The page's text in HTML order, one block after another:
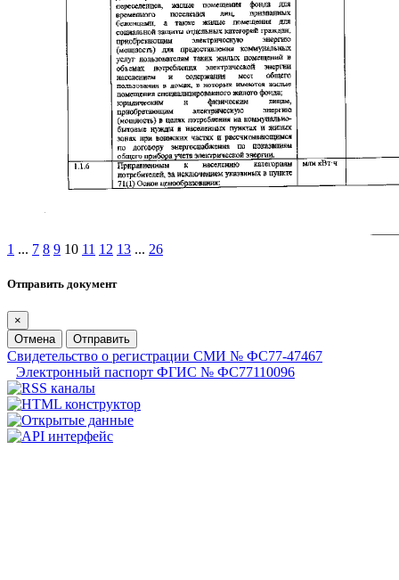
1 ... 7 8 9 10 11 12 13 ... 26
Отправить документ
×
Отмена
Отправить
Свидетельство о регистрации СМИ № ФС77-47467
Электронный паспорт ФГИС № ФС77110096